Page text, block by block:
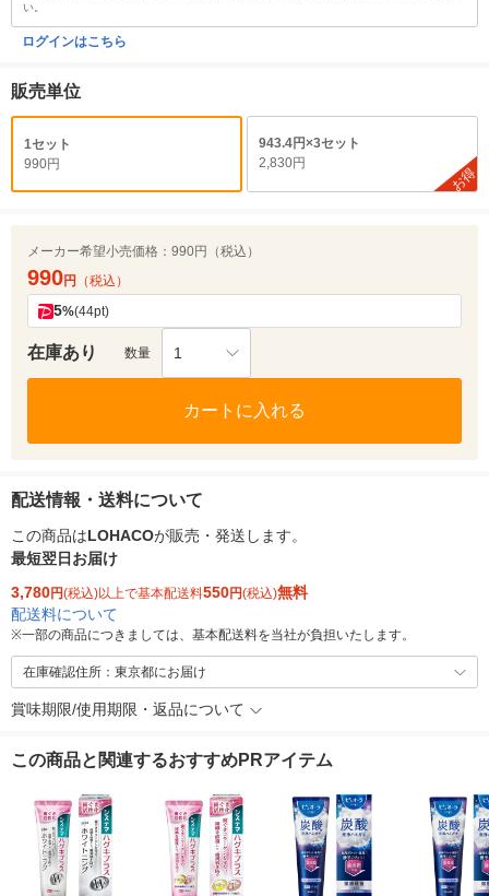
い。
ログインはこちら
販売単位
1セット
990円
943.4円×3セット
2,830円
お得
メーカー希望小売価格： 990円（税込）
990円 （税込）
5%(44pt)
在庫あり 数量 1
カートに入れる
配送情報・送料について
この商品はLOHACOが販売・発送します。
最短翌日お届け
3,780円(税込)以上で基本配送料550円(税込)無料
配送料について
※一部の商品につきましては、基本配送料を当社が負担いたします。
在庫確認住所：東京都にお届け
賞味期限/使用期限・返品について
この商品と関連するおすすめPRアイテム